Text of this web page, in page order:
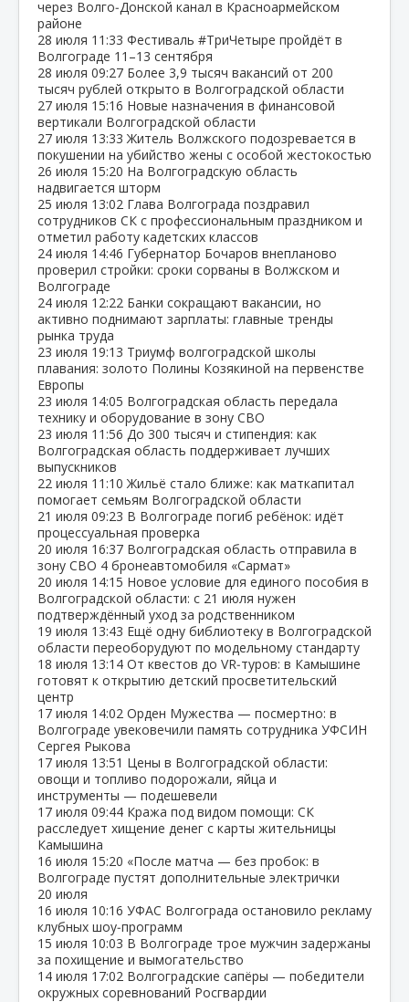
через Волго‑Донской канал в Красноармейском
районе
28 июля 11:33 Фестиваль #ТриЧетыре пройдёт в
Волгограде 11–13 сентября
28 июля 09:27 Более 3,9 тысяч вакансий от 200
тысяч рублей открыто в Волгоградской области
27 июля 15:16 Новые назначения в финансовой
вертикали Волгоградской области
27 июля 13:33 Житель Волжского подозревается в
покушении на убийство жены с особой жестокостью
26 июля 15:20 На Волгоградскую область
надвигается шторм
25 июля 13:02 Глава Волгограда поздравил
сотрудников СК с профессиональным праздником и
отметил работу кадетских классов
24 июля 14:46 Губернатор Бочаров внепланово
проверил стройки: сроки сорваны в Волжском и
Волгограде
24 июля 12:22 Банки сокращают вакансии, но
активно поднимают зарплаты: главные тренды
рынка труда
23 июля 19:13 Триумф волгоградской школы
плавания: золото Полины Козякиной на первенстве
Европы
23 июля 14:05 Волгоградская область передала
технику и оборудование в зону СВО
23 июля 11:56 До 300 тысяч и стипендия: как
Волгоградская область поддерживает лучших
выпускников
22 июля 11:10 Жильё стало ближе: как маткапитал
помогает семьям Волгоградской области
21 июля 09:23 В Волгограде погиб ребёнок: идёт
процессуальная проверка
20 июля 16:37 Волгоградская область отправила в
зону СВО 4 бронеавтомобиля «Сармат»
20 июля 14:15 Новое условие для единого пособия в
Волгоградской области: с 21 июля нужен
подтверждённый уход за родственником
19 июля 13:43 Ещё одну библиотеку в Волгоградской
области переоборудуют по модельному стандарту
18 июля 13:14 От квестов до VR‑туров: в Камышине
готовят к открытию детский просветительский
центр
17 июля 14:02 Орден Мужества — посмертно: в
Волгограде увековечили память сотрудника УФСИН
Сергея Рыкова
17 июля 13:51 Цены в Волгоградской области:
овощи и топливо подорожали, яйца и
инструменты — подешевели
17 июля 09:44 Кража под видом помощи: СК
расследует хищение денег с карты жительницы
Камышина
16 июля 15:20 «После матча — без пробок: в
Волгограде пустят дополнительные электрички
20 июля
16 июля 10:16 УФАС Волгограда остановило рекламу
клубных шоу‑программ
15 июля 10:03 В Волгограде трое мужчин задержаны
за похищение и вымогательство
14 июля 17:02 Волгоградские сапёры — победители
окружных соревнований Росгвардии